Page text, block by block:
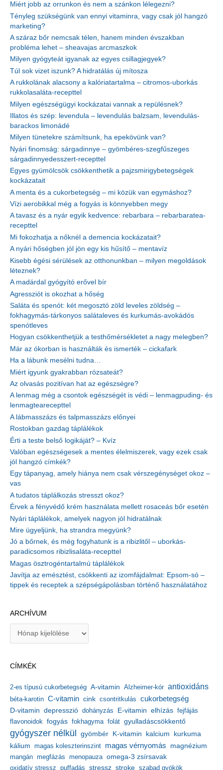
Miért jobb az orrunkon és nem a szánkon lélegezni?
Tényleg szükségünk van ennyi vitaminra, vagy csak jól hangzó
marketing?
A száraz bőr nemcsak télen, hanem minden évszakban
probléma lehet – sheavajas arcmaszkok
Milyen gyógyteát igyanak az egyes csillagjegyek?
Túl sok vizet iszunk? A hidratálás új mítosza
A rukkolának alacsony a kalóriatartalma – citromos-uborkás
rukkolasaláta-recepttel
Milyen egészségügyi kockázatai vannak a repülésnek?
Illatos és szép: levendula – levendulás balzsam, levendulás-
barackos limonádé
Milyen tünetekre számítsunk, ha epekövünk van?
Nyári finomság: sárgadinnye – gyömbéres-szegfűszeges
sárgadinnyedesszert-recepttel
Egyes gyümölcsök csökkenthetik a pajzsmirigybetegségek
kockázatait
A menta és a cukorbetegség – mi közük van egymáshoz?
Vízi aerobikkal még a fogyás is könnyebben megy
A tavasz és a nyár egyik kedvence: rebarbara – rebarbaratea-
recepttel
Mi fokozhatja a nőknél a demencia kockázatait?
A nyári hőségben jól jön egy kis hűsítő – mentavíz
Kisebb égési sérülések az otthonunkban – milyen megoldások
léteznek?
A madárdal gyógyító erővel bír
Agressziót is okozhat a hőség
Saláta és spenót: két megosztó zöld leveles zöldség –
fokhagymás-tárkonyos salátaleves és kurkumás-avokádós
spenótleves
Hogyan csökkenthetjük a testhőmérsékletet a nagy melegben?
Már az ókorban is használták és ismerték – cickafark
Ha a lábunk mesélni tudna…
Miért igyunk gyakrabban rózsateát?
Az olvasás pozitívan hat az egészségre?
A lenmag még a csontok egészségét is védi – lenmagpuding- és
lenmagtearecepttel
A lábmasszázs és talpmasszázs előnyei
Rostokban gazdag táplálékok
Érti a teste belső logikáját? – Kvíz
Valóban egészségesek a mentes élelmiszerek, vagy ezek csak
jól hangzó címkék?
Egy tápanyag, amely hiánya nem csak vérszegénységet okoz –
vas
A tudatos táplálkozás stresszt okoz?
Érvek a fényvédő krém használata mellett rosaceás bőr esetén
Nyári táplálékok, amelyek nagyon jól hidratálnak
Mire ügyeljünk, ha strandra megyünk?
Jó a bőrnek, és még fogyhatunk is a ribizlitől – uborkás-
paradicsomos ribizlisaláta-recepttel
Magas ösztrogéntartalmú táplálékok
Javítja az emésztést, csökkenti az izomfájdalmat: Epsom-só –
tippek és receptek a szépségápolásban történő használatához
ARCHÍVUM
í
u
m
CÍMKÉK
2-es típusú cukorbetegség A-vitamin Alzheimer-kór antioxidáns
béta-karotin C-vitamin cink csontritkulás cukorbetegség
D-vitamin depresszió dohányzás E-vitamin elhízás fejfájás
flavonoidok fogyás fokhagyma folát gyulladáscsökkentő
gyógyszer nélkül gyömbér K-vitamin kalcium kurkuma
kálium magas koleszterinszint magas vérnyomás magnézium
mangán megfázás menopauza omega-3 zsírsavak
oxidatív stressz puffadás stressz stroke szabad gyökök